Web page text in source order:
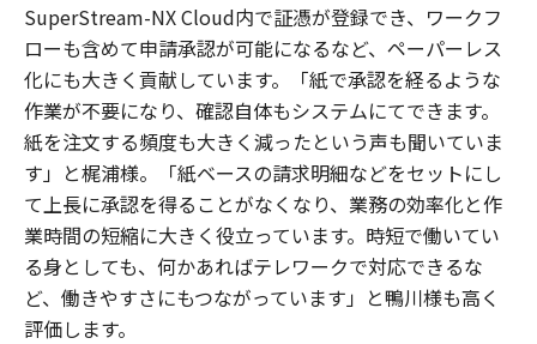
SuperStream-NX Cloud内で証憑が登録でき、ワークフ
ローも含めて申請承認が可能になるなど、ペーパーレス
化にも大きく貢献しています。「紙で承認を経るような
作業が不要になり、確認自体もシステムにてできます。
紙を注文する頻度も大きく減ったという声も聞いていま
す」と梶浦様。「紙ベースの請求明細などをセットにし
て上長に承認を得ることがなくなり、業務の効率化と作
業時間の短縮に大きく役立っています。時短で働いてい
る身としても、何かあればテレワークで対応できるな
ど、働きやすさにもつながっています」と鴨川様も高く
評価します。